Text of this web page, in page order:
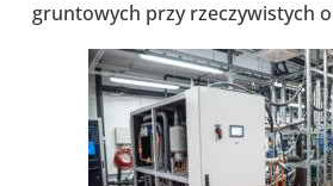
grun­to­wych przy rze­czy­wi­stych